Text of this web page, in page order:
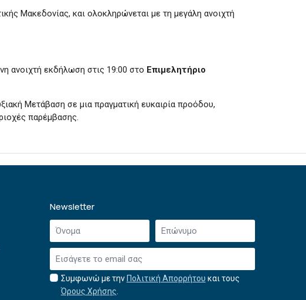
Μακεδονίας, και ολοκληρώνεται με τη μεγάλη ανοιχτή
ανοιχτή εκδήλωση στις 19:00 στο Επιμελητήριο
Μετάβαση σε μια πραγματική ευκαιρία προόδου,
παρέμβασης.
Newsletter
Όνομα
Επώνυμο
Email
Αποδοχή
όρων
Συμφωνώ με την Πολιτική Απορρήτου και τους
Όρους Χρήσης